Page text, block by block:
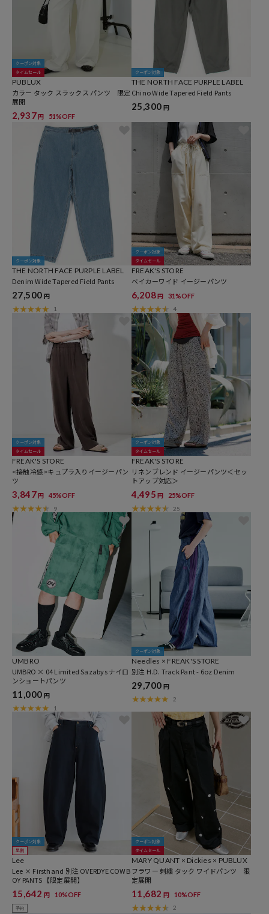
クーポン対象
タイムセール
PUBLUX
カラー タック スラックス パンツ 限定
展開
2,937円 51%OFF
クーポン対象
THE NORTH FACE PURPLE LABEL
Chino Wide Tapered Field Pants
25,300 円
クーポン対象
THE NORTH FACE PURPLE LABEL
Denim Wide Tapered Field Pants
27,500 円
1
クーポン対象
タイムセール
FREAK'S STORE
ベイカーワイド イージーパンツ
6,208円 31%OFF
4
クーポン対象
タイムセール
FREAK'S STORE
<接触冷感>キュプラ入りイージーパン
ツ
3,847 円 45%OFF
9
クーポン対象
タイムセール
FREAK'S STORE
リネンブレンド イージーパンツ＜セッ
トアップ対応＞
4,495 円 25%OFF
25
UMBRO
UMBRO × 04 Limited Sazabys ナイロ
ンショートパンツ
11,000 円
1
クーポン対象
Needles × FREAK'S STORE
別注 H.D. Track Pant - 6oz Denim
29,700 円
2
クーポン対象
早割
Lee
Lee × Firsthand 別注 OVERDYE COWB
OY PANTS 【限定展開】
15,642 円 10%OFF
予約
クーポン対象
タイムセール
MARY QUANT × Dickies × PUBLUX
フラワー 刺繍 タック ワイドパンツ 限
定展開
11,682 円 10%OFF
2